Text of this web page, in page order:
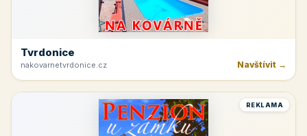
Tvrdonice
nakovarnetvrdonice.cz Navštívit →
REKLAMA